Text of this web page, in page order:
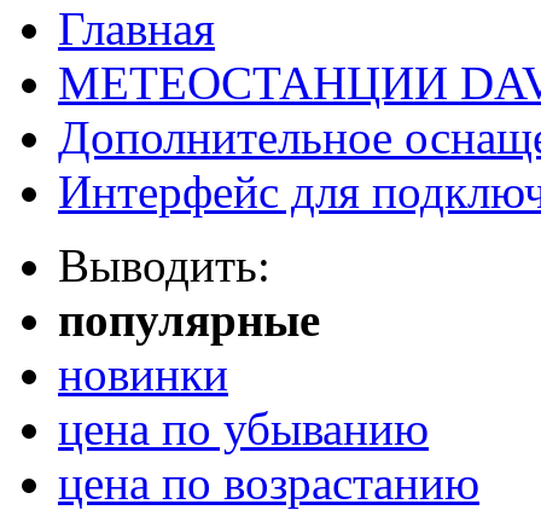
Главная
МЕТЕОСТАНЦИИ
Дополнительное
Интерфейс для
Выводить:
популярные
новинки
цена по убыванию
цена по возрастанию